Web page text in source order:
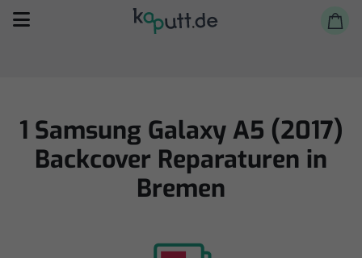
Selbst reparieren
1 Samsung Galaxy A5 (2017)
Backcover Reparaturen in
Bremen